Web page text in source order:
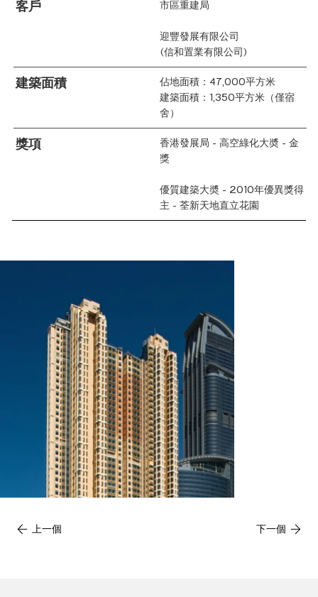
客戶 市區重建局
迎豐發展有限公司
(信和置業有限公司)
建築面積
佔地面積：47,000平方米
建築面積：1,350平方米（僅宿
舍）
獎項
香港發展局 - 高空綠化大奬 - 金
獎
優質建築大奬 - 2010年優異獎得
主 - 荃新天地直立花園
上一個 下一個